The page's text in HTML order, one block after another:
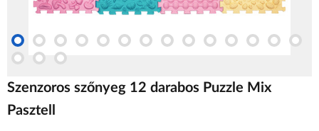
Szenzoros szőnyeg 12 darabos Puzzle Mix
Pasztell